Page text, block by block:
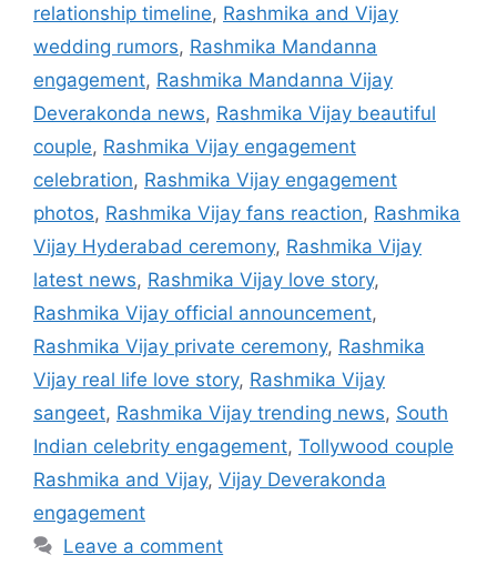
relationship timeline, Rashmika and Vijay
wedding rumors, Rashmika Mandanna
engagement, Rashmika Mandanna Vijay
Deverakonda news, Rashmika Vijay beautiful
couple, Rashmika Vijay engagement
celebration, Rashmika Vijay engagement
photos, Rashmika Vijay fans reaction, Rashmika
Vijay Hyderabad ceremony, Rashmika Vijay
latest news, Rashmika Vijay love story,
Rashmika Vijay official announcement,
Rashmika Vijay private ceremony, Rashmika
Vijay real life love story, Rashmika Vijay
sangeet, Rashmika Vijay trending news, South
Indian celebrity engagement, Tollywood couple
Rashmika and Vijay, Vijay Deverakonda
engagement
Leave a comment